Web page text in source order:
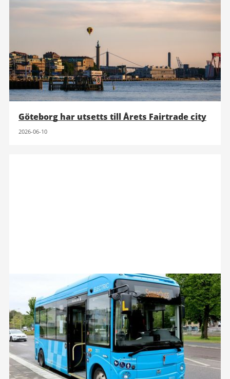
Göteborg har utsetts till Årets Fairtrade city
2026-06-10